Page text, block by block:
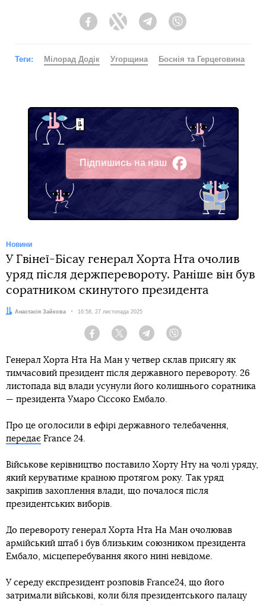
FacebookTwitter Telegram
Теги: Мілорад Додік Угорщина Боснія та Герцеговина
Підпишись на наш
Facebook
Новини
У Гвінеї-Бісау генерал Хорта Нта очолив
уряд після держперевороту. Раніше він був
соратником скинутого президента
Автор:
Анастасія Зайкова Дата:
16:58, 27 листопада 2025
Facebook Twitter Telegram
Генерал Хорта Нта На Ман у четвер склав присягу як
тимчасовий президент після державного перевороту. 26
листопада від влади усунули його колишнього соратника
— президента Умаро Сіссоко Ембало.
Про це оголосили в ефірі державного телебачення,
передає France 24.
Військове керівництво поставило Хорту Нту на чолі уряду,
який керуватиме країною протягом року. Так уряд
закріпив захоплення влади, що почалося після
президентських виборів.
До перевороту генерал Хорта Нта На Ман очолював
армійський штаб і був близьким союзником президента
Ембало, місцеперебування якого нині невідоме.
У середу експрезидент розповів France24, що його
затримали військові, коли біля президентського палацу